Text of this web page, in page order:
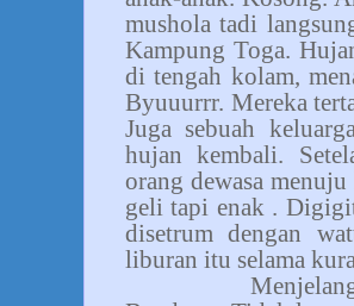
mushola tadi
Kampung Toga.
di tengah kolam,
Byuuurrr. Mereka
Juga sebuah
hujan kembali.
orang dewasa
geli tapi enak .
disetrum dengan
liburan itu selama